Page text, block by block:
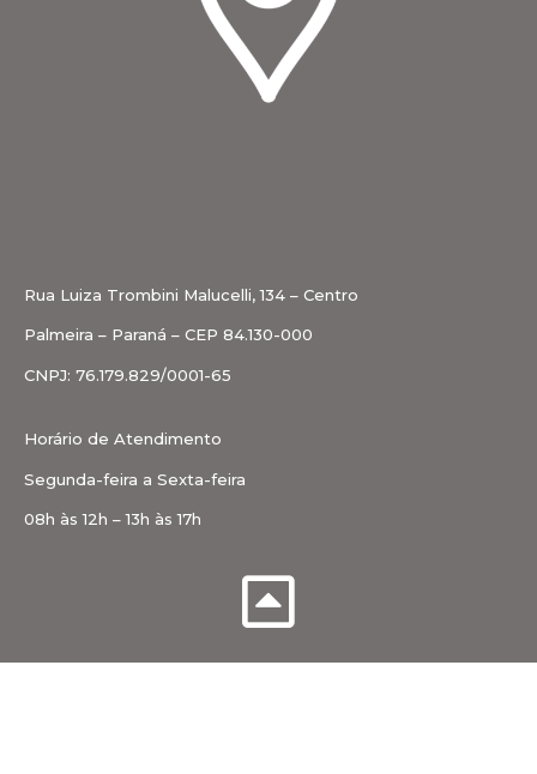
Rua Luiza Trombini Malucelli, 134 – Centro
Palmeira – Paraná – CEP 84.130-000
CNPJ: 76.179.829/0001-65
Horário de Atendimento
Segunda-feira a Sexta-feira
08h às 12h – 13h às 17h